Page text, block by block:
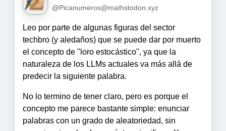
@Picanumeros@mathstodon.xyz
Leo por parte de algunas figuras del sector
techbro (y aledaños) que se puede dar por muerto
el concepto de "loro estocástico", ya que la
naturaleza de los LLMs actuales va más allá de
predecir la siguiente palabra.
No lo termino de tener claro, pero es porque el
concepto me parece bastante simple: enunciar
palabras con un grado de aleatoriedad, sin